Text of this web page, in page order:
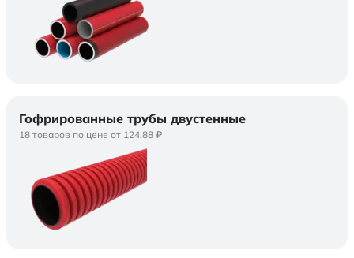
Гофрированные трубы двустенные
18 товаров по цене от 124,88 ₽